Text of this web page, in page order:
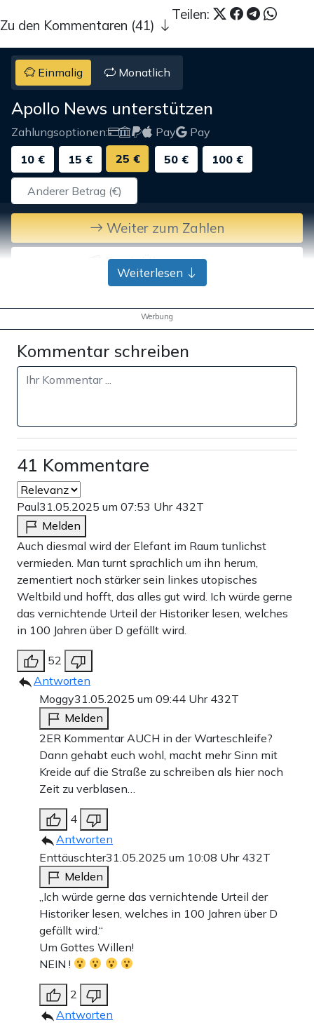
Teilen:
Zu den Kommentaren (41)
Einmalig Monatlich
Apollo News unterstützen
Zahlungsoptionen: Pay
Pay
10 €
15 € 25 € 50 € 100 €
Weiter zum Zahlen
Bank-Überweisung
Weiterlesen
Werbung
Kommentar schreiben
41 Kommentare
Paul31.05.2025 um 07:53 Uhr 432T
Melden
Auch diesmal wird der Elefant im Raum tunlichst
vermieden. Man turnt sprachlich um ihn herum,
zementiert noch stärker sein linkes utopisches
Weltbild und hofft, das alles gut wird. Ich würde gerne
das vernichtende Urteil der Historiker lesen, welches
in 100 Jahren über D gefällt wird.
52
Antworten
Moggy31.05.2025 um 09:44 Uhr 432T
Melden
2ER Kommentar AUCH in der Warteschleife?
Dann gehabt euch wohl, macht mehr Sinn mit
Kreide auf die Straße zu schreiben als hier noch
Zeit zu verblasen…
4
Antworten
Enttäuschter31.05.2025 um 10:08 Uhr 432T
Melden
„Ich würde gerne das vernichtende Urteil der
Historiker lesen, welches in 100 Jahren über D
gefällt wird.“
Um Gottes Willen!
NEIN !
2
Antworten